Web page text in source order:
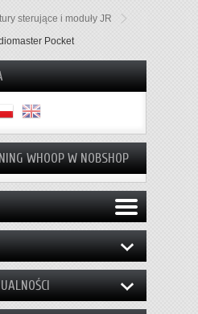
sterujące i moduły JR
Pocket
WHOOP W NOBSHOP